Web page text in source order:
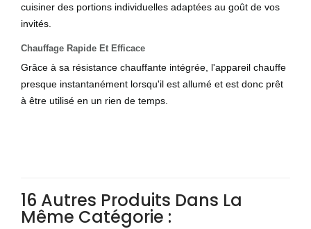
cuisiner des portions individuelles adaptées au goût de vos
invités.
Chauffage Rapide Et Efficace
Grâce à sa résistance chauffante intégrée, l'appareil chauffe
presque instantanément lorsqu'il est allumé et est donc prêt
à être utilisé en un rien de temps.
16 Autres Produits Dans La
Même Catégorie :